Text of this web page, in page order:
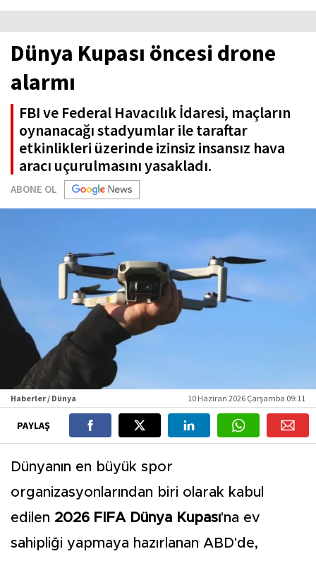
Dünya Kupası öncesi drone
alarmı
FBI ve Federal Havacılık İdaresi, maçların
oynanacağı stadyumlar ile taraftar
etkinlikleri üzerinde izinsiz insansız hava
aracı uçurulmasını yasakladı.
ABONE OL
Haberler / Dünya 10 Haziran 2026 Çarşamba 09:11
PAYLAŞ
Dünyanın en büyük spor
organizasyonlarından biri olarak kabul
edilen 2026 FIFA Dünya Kupası'na ev
sahipliği yapmaya hazırlanan ABD'de,